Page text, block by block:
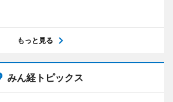
もっと見る
みん経トピックス